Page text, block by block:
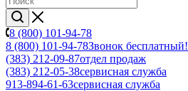
8 (800) 101-94-78
8 (800) 101-94-78Звонок бесплатный!
(383) 212-09-87отдел продаж
(383) 212-05-38сервисная служба
913-894-61-63сервисная служба